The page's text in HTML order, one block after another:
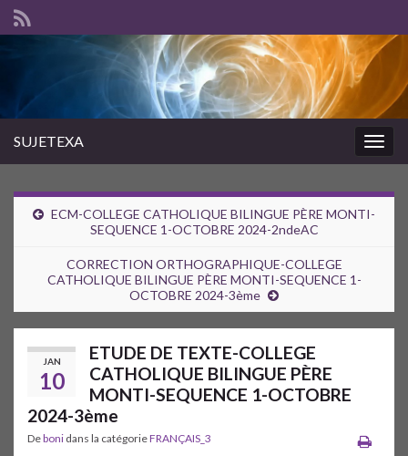
SUJETEXA
ECM-COLLEGE CATHOLIQUE BILINGUE PÈRE MONTI-
SEQUENCE 1-OCTOBRE 2024-2ndeAC
CORRECTION ORTHOGRAPHIQUE-COLLEGE
CATHOLIQUE BILINGUE PÈRE MONTI-SEQUENCE 1-
OCTOBRE 2024-3ème
JAN
10
ETUDE DE TEXTE-COLLEGE
CATHOLIQUE BILINGUE PÈRE
MONTI-SEQUENCE 1-OCTOBRE
2024-3ème
Deboni dans la catégorieFRANÇAIS_3